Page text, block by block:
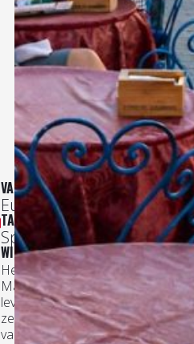
VALUTA
Euro
TAAL
Spaans
WIST JE DAT?
Het Spaanse eiland
Mallorca heeft de oudste
levendige
zeezoutwinningsgebieden
van Europa.